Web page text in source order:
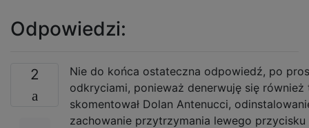
Odpowiedzi:
2
Nie do końca ostateczna odpowiedź, po
odkryciami, ponieważ denerwuję się
skomentował Dolan Antenucci,
zachowanie przytrzymania lewego przycisku